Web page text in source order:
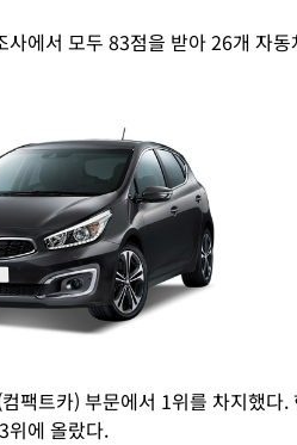
에서 모두 83점을 받아 26개 자
팩트카) 부문에서 1위를 차지했다.
위에 올랐다.